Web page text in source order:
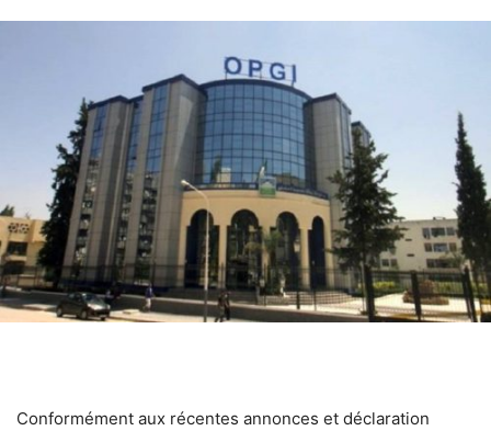
Conformément aux récentes annonces et déclaration